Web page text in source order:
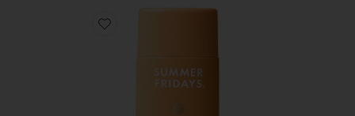
Favorite СОЛНЦЕЗАЩИТНЫЙ КРЕМ SHADEDROPS BROAD